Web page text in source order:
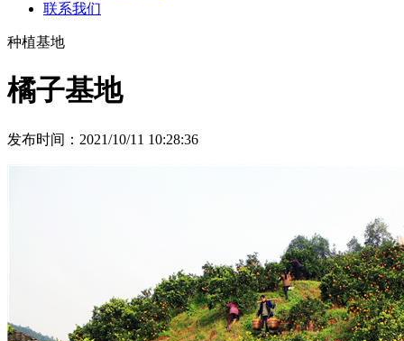
联系我们
种植基地
橘子基地
发布时间：2021/10/11 10:28:36